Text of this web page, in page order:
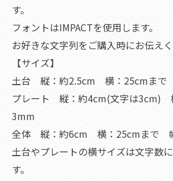
す。
フォントはIMPACTを使用します。
お好きな文字列をご購入時にお伝えく
【サイズ】
土台 縦：約2.5cm 横：25cmまで
プレート 縦：約4cm(文字は3cm)
3mm
全体 縦：約6cm 横：25cmまで
土台やプレートの横サイズは文字数
す。